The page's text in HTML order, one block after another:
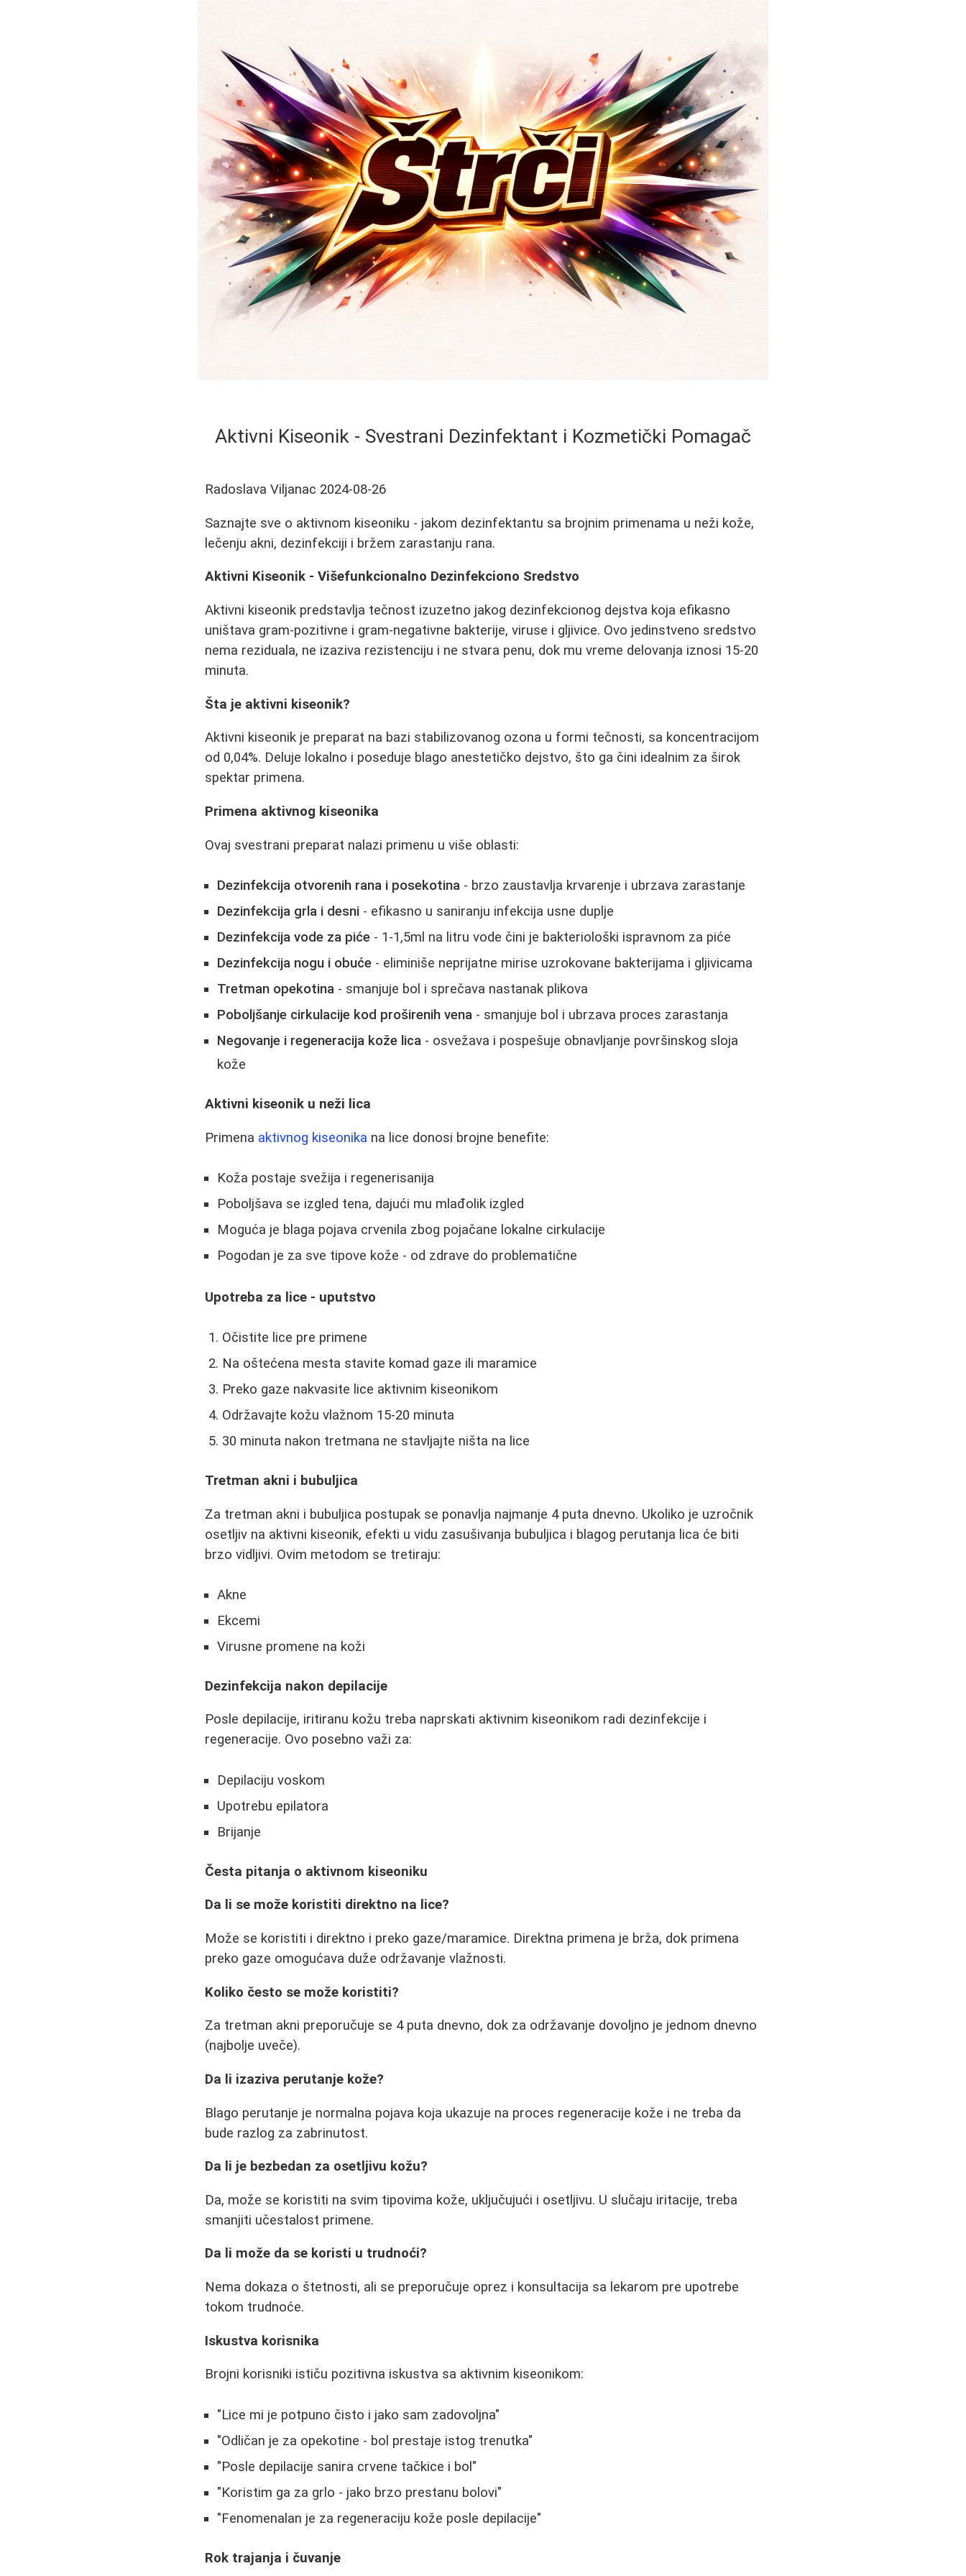
Aktivni Kiseonik - Svestrani Dezinfektant i Kozmetički Pomagač
Radoslava Viljanac 2024-08-26
Saznajte sve o aktivnom kiseoniku - jakom dezinfektantu sa brojnim primenama u neži kože,
lečenju akni, dezinfekciji i bržem zarastanju rana.
Aktivni Kiseonik - Višefunkcionalno Dezinfekciono Sredstvo
Aktivni kiseonik predstavlja tečnost izuzetno jakog dezinfekcionog dejstva koja efikasno
uništava gram-pozitivne i gram-negativne bakterije, viruse i gljivice. Ovo jedinstveno sredstvo
nema reziduala, ne izaziva rezistenciju i ne stvara penu, dok mu vreme delovanja iznosi 15-20
minuta.
Šta je aktivni kiseonik?
Aktivni kiseonik je preparat na bazi stabilizovanog ozona u formi tečnosti, sa koncentracijom
od 0,04%. Deluje lokalno i poseduje blago anestetičko dejstvo, što ga čini idealnim za širok
spektar primena.
Primena aktivnog kiseonika
Ovaj svestrani preparat nalazi primenu u više oblasti:
Dezinfekcija otvorenih rana i posekotina - brzo zaustavlja krvarenje i ubrzava zarastanje
Dezinfekcija grla i desni - efikasno u saniranju infekcija usne duplje
Dezinfekcija vode za piće - 1-1,5ml na litru vode čini je bakteriološki ispravnom za piće
Dezinfekcija nogu i obuće - eliminiše neprijatne mirise uzrokovane bakterijama i gljivicama
Tretman opekotina - smanjuje bol i sprečava nastanak plikova
Poboljšanje cirkulacije kod proširenih vena - smanjuje bol i ubrzava proces zarastanja
Negovanje i regeneracija kože lica - osvežava i pospešuje obnavljanje površinskog sloja
kože
Aktivni kiseonik u neži lica
Primena aktivnog kiseonika na lice donosi brojne benefite:
Koža postaje svežija i regenerisanija
Poboljšava se izgled tena, dajući mu mlađolik izgled
Moguća je blaga pojava crvenila zbog pojačane lokalne cirkulacije
Pogodan je za sve tipove kože - od zdrave do problematične
Upotreba za lice - uputstvo
Očistite lice pre primene
Na oštećena mesta stavite komad gaze ili maramice
Preko gaze nakvasite lice aktivnim kiseonikom
Održavajte kožu vlažnom 15-20 minuta
30 minuta nakon tretmana ne stavljajte ništa na lice
Tretman akni i bubuljica
Za tretman akni i bubuljica postupak se ponavlja najmanje 4 puta dnevno. Ukoliko je uzročnik
osetljiv na aktivni kiseonik, efekti u vidu zasušivanja bubuljica i blagog perutanja lica će biti
brzo vidljivi. Ovim metodom se tretiraju:
Akne
Ekcemi
Virusne promene na koži
Dezinfekcija nakon depilacije
Posle depilacije, iritiranu kožu treba naprskati aktivnim kiseonikom radi dezinfekcije i
regeneracije. Ovo posebno važi za:
Depilaciju voskom
Upotrebu epilatora
Brijanje
Česta pitanja o aktivnom kiseoniku
Da li se može koristiti direktno na lice?
Može se koristiti i direktno i preko gaze/maramice. Direktna primena je brža, dok primena
preko gaze omogućava duže održavanje vlažnosti.
Koliko često se može koristiti?
Za tretman akni preporučuje se 4 puta dnevno, dok za održavanje dovoljno je jednom dnevno
(najbolje uveče).
Da li izaziva perutanje kože?
Blago perutanje je normalna pojava koja ukazuje na proces regeneracije kože i ne treba da
bude razlog za zabrinutost.
Da li je bezbedan za osetljivu kožu?
Da, može se koristiti na svim tipovima kože, uključujući i osetljivu. U slučaju iritacije, treba
smanjiti učestalost primene.
Da li može da se koristi u trudnoći?
Nema dokaza o štetnosti, ali se preporučuje oprez i konsultacija sa lekarom pre upotrebe
tokom trudnoće.
Iskustva korisnika
Brojni korisniki ističu pozitivna iskustva sa aktivnim kiseonikom:
"Lice mi je potpuno čisto i jako sam zadovoljna"
"Odličan je za opekotine - bol prestaje istog trenutka"
"Posle depilacije sanira crvene tačkice i bol"
"Koristim ga za grlo - jako brzo prestanu bolovi"
"Fenomenalan je za regeneraciju kože posle depilacije"
Rok trajanja i čuvanje